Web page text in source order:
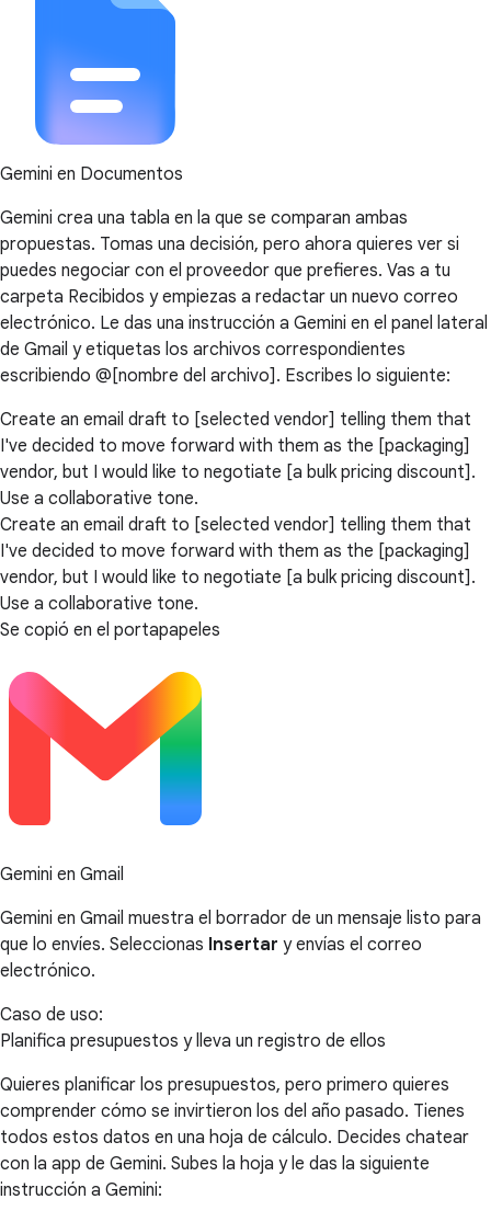
Gemini en Documentos
Gemini crea una tabla en la que se comparan ambas
propuestas. Tomas una decisión, pero ahora quieres ver si
puedes negociar con el proveedor que prefieres. Vas a tu
carpeta Recibidos y empiezas a redactar un nuevo correo
electrónico. Le das una instrucción a Gemini en el panel lateral
de Gmail y etiquetas los archivos correspondientes
escribiendo @[nombre del archivo]. Escribes lo siguiente:
Create an email draft to [selected vendor] telling them that
I've decided to move forward with them as the [packaging]
vendor, but I would like to negotiate [a bulk pricing discount].
Use a collaborative tone.
Create an email draft to [selected vendor] telling them that
I've decided to move forward with them as the [packaging]
vendor, but I would like to negotiate [a bulk pricing discount].
Use a collaborative tone.
Se copió en el portapapeles
Gemini en Gmail
Gemini en Gmail muestra el borrador de un mensaje listo para
que lo envíes. Seleccionas Insertar y envías el correo
electrónico.
Caso de uso:
Planifica presupuestos y lleva un registro de ellos
Quieres planificar los presupuestos, pero primero quieres
comprender cómo se invirtieron los del año pasado. Tienes
todos estos datos en una hoja de cálculo. Decides chatear
con la app de Gemini. Subes la hoja y le das la siguiente
instrucción a Gemini: